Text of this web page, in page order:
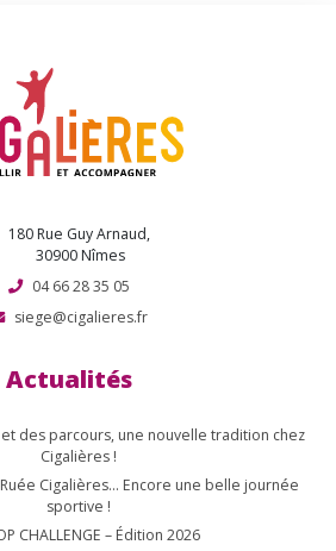
180 Rue Guy Arnaud,
30900 Nîmes
04 66 28 35 05
siege@cigalieres.fr
Actualités
des parcours, une nouvelle tradition chez
Cigalières !
Ruée Cigalières… Encore une belle journée
sportive !
CHALLENGE – Édition 2026